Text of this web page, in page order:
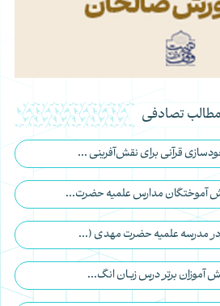
مطالب تصادفی
قرآنی برای نقش‌آفرینی ...
آموختگان مدارس علمیه حضرت...
در مدرسه علمیه حضرت مهدی (...
آموزان برتر درس زبـان انگ...